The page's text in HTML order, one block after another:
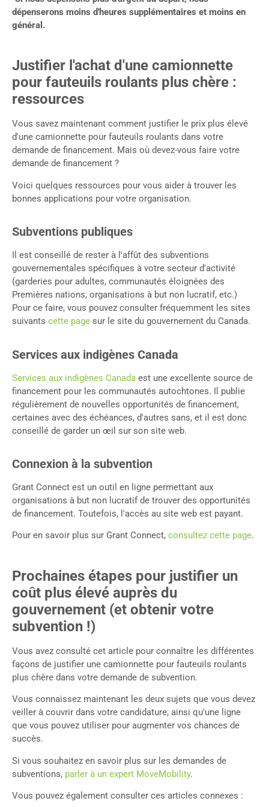
dépenserons moins d'heures supplémentaires et moins en
général.
Justifier l'achat d'une camionnette
pour fauteuils roulants plus chère :
ressources
Vous savez maintenant comment justifier le prix plus élevé
d'une camionnette pour fauteuils roulants dans votre
demande de financement. Mais où devez-vous faire votre
demande de financement ?
Voici quelques ressources pour vous aider à trouver les
bonnes applications pour votre organisation.
Subventions publiques
Il est conseillé de rester à l'affût des subventions
gouvernementales spécifiques à votre secteur d'activité
(garderies pour adultes, communautés éloignées des
Premières nations, organisations à but non lucratif, etc.)
Pour ce faire, vous pouvez consulter fréquemment les sites
suivants cette page sur le site du gouvernement du Canada.
Services aux indigènes Canada
Services aux indigènes Canada est une excellente source de
financement pour les communautés autochtones. Il publie
régulièrement de nouvelles opportunités de financement,
certaines avec des échéances, d'autres sans, et il est donc
conseillé de garder un œil sur son site web.
Connexion à la subvention
Grant Connect est un outil en ligne permettant aux
organisations à but non lucratif de trouver des opportunités
de financement. Toutefois, l'accès au site web est payant.
Pour en savoir plus sur Grant Connect, consultez cette page.
Prochaines étapes pour justifier un
coût plus élevé auprès du
gouvernement (et obtenir votre
subvention !)
Vous avez consulté cet article pour connaître les différentes
façons de justifier une camionnette pour fauteuils roulants
plus chère dans votre demande de subvention.
Vous connaissez maintenant les deux sujets que vous devez
veiller à couvrir dans votre candidature, ainsi qu'une ligne
que vous pouvez utiliser pour augmenter vos chances de
succès.
Si vous souhaitez en savoir plus sur les demandes de
subventions, parler à un expert MoveMobility.
Vous pouvez également consulter ces articles connexes :